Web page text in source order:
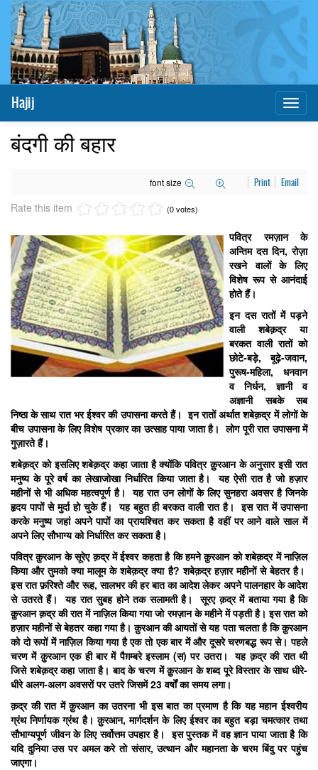
Hajij
बंदगी की बहार
font size Print Email
Rate this item (0 votes)
पवित्र रमज़ान के
अन्तिम दस दिन,रोज़ा
रखने वालों के लिए
विशेष रूप से आनंदाई
होते हैं।
इन दस रातों में पड़ने
वाली शबेक़द्र या
बरकत वाली रातों को
छोटे-बड़े,बूढ़े-जवान,
पुरूष-महिला, धनवान
व निर्धन,ज्ञानी व
अज्ञानी सबके सब
निष्ठा के साथ रात भर ईश्वर की उपासना करते हैं। इन रातों अर्थात शबेक़द्र में लोगों के
बीच उपासना के लिए विशेष प्रकार का उत्साह पाया जाता है। लोग पूरी रात उपासना में
गुज़ारते हैं।
शबेक़द्र को इसलिए शबेक़द्र कहा जाता है क्योंकि पवित्र क़ुरआन के अनुसार इसी रात
मनुष्य के पूरे वर्ष का लेखाजोखा निर्धारित किया जाता है। यह ऐसी रात है जो हज़ार
महीनों से भी अधिक महत्वपूर्ण है। यह रात उन लोगों के लिए सुनहरा अवसर है जिनके
हृदय पापों से मुर्दा हो चुके हैं। यह बहुत ही बरकत वाली रात है। इस रात में उपासना
करके मनुष्य जहां अपने पापों का प्रायश्चित कर सकता है वहीं पर आने वाले साल में
अपने लिए सौभाग्य को निर्धारित कर सकता है।
पवित्र क़ुरआन के सूरेए क़द्र में ईश्वर कहता है कि हमने क़ुरआन को शबेक़द्र में नाज़िल
किया और तुमको क्या मालूम के शबेक़द्र क्या है?शबेक़द्र हज़ार महीनों से बेहतर है।
इस रात फ़रिश्ते और रूह,सालभर की हर बात का आदेश लेकर अपने पालनहार के आदेश
से उतरते हैं। यह रात सुबह होने तक सलामती है। सूरए क़द्र में बताया गया है कि
क़ुरआन क़द्र की रात में नाज़िल किया गया जो रमज़ान के महीने में पड़ती है। इस रात को
हज़ार महीनों से बेहतर कहा गया है। क़ुरआन की आयतों से यह पता चलता है कि क़ुरआन
को दो रूपों में नाज़िल किया गया है एक तो एक बार में और दूसरे चरणबद्ध रूप से। पहले
चरण में क़ुरआन एक ही बार में पैग़म्बरे इस्लाम (स) पर उतरा। यह क़द्र की रात थी
जिसे शबेक़द्र कहा जाता है। बाद के चरण में क़ुरआन के शब्द पूरे विस्तार के साथ धीरे-
धीरे अलग-अलग अवसरों पर उतरे जिसमें23वर्षों का समय लगा।
क़द्र की रात में क़ुरआन का उतरना भी इस बात का प्रमाण है कि यह महान ईश्वरीय
ग्रंथ निर्णायक ग्रंथ है। क़ुरआन,मार्गदर्शन के लिए ईश्वर का बहुत बड़ा चमत्कार तथा
सौभाग्यपूर्ण जीवन के लिए सर्वोत्तम उपहार है। इस पुस्तक में वह ज्ञान पाया जाता है कि
यदि दुनिया उस पर अमल करे तो संसार,उत्थान और महानता के चरम बिंदु पर पहुंच
जाएगा।